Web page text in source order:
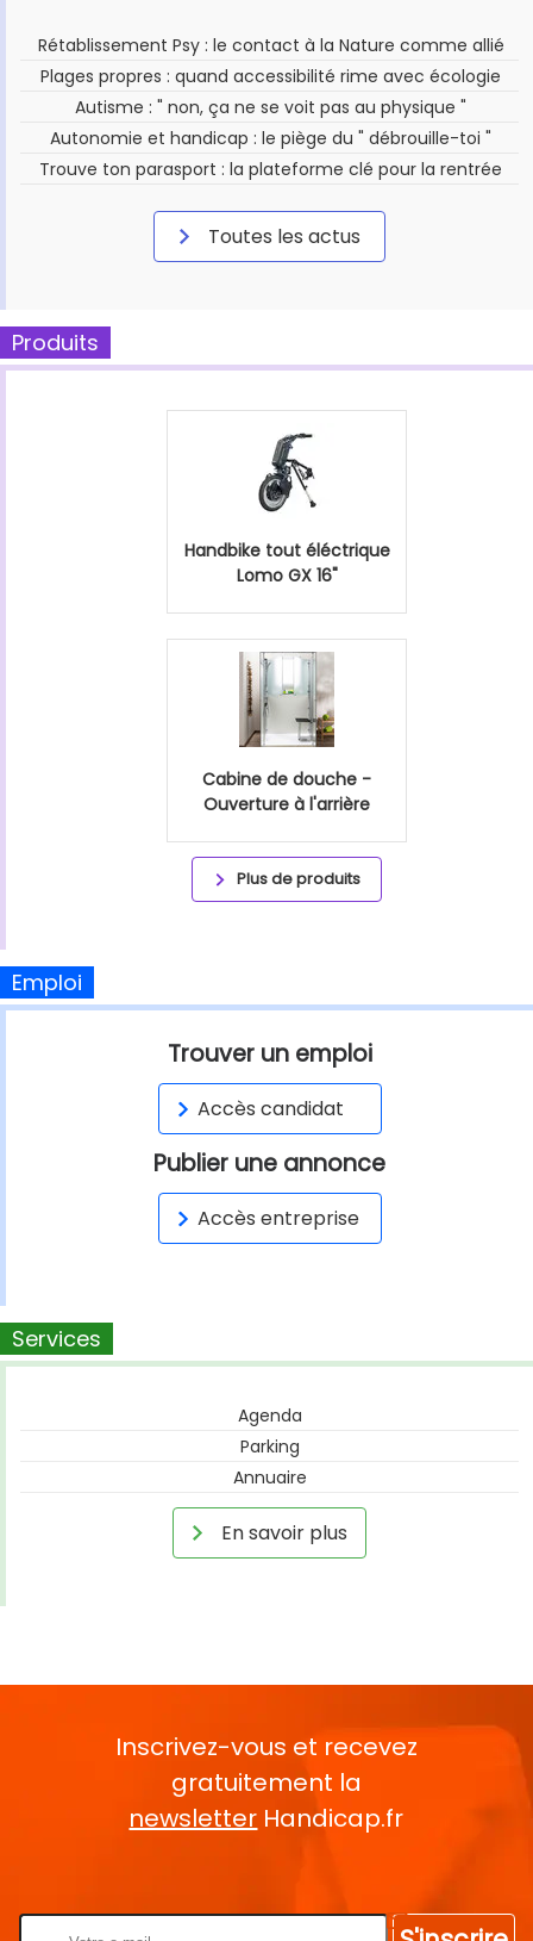
Rétablissement Psy : le contact à la Nature comme allié
Plages propres : quand accessibilité rime avec écologie
Autisme : " non, ça ne se voit pas au physique "
Autonomie et handicap : le piège du " débrouille-toi "
Trouve ton parasport : la plateforme clé pour la rentrée
Toutes les actus
Produits
Handbike tout éléctrique
Lomo GX 16"
Cabine de douche -
Ouverture à l'arrière
Plus de produits
Emploi
Trouver un emploi
Accès candidat
Publier une annonce
Accès entreprise
Services
Agenda
Parking
Annuaire
En savoir plus
Inscrivez-vous et recevez
gratuitement la
newsletter Handicap.fr